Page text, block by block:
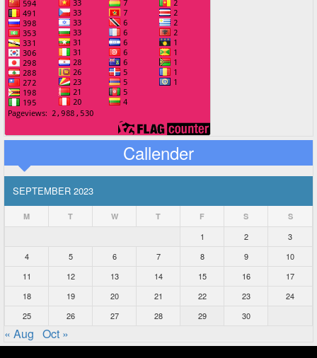
Callender
SEPTEMBER 2023
M T W T F S S
1 2
3
4
5 6 7 8 9
10
11
12 13 14 15 16
17
18
19 20 21 22 23
24
25
26 27 28 29 30
« Aug Oct »